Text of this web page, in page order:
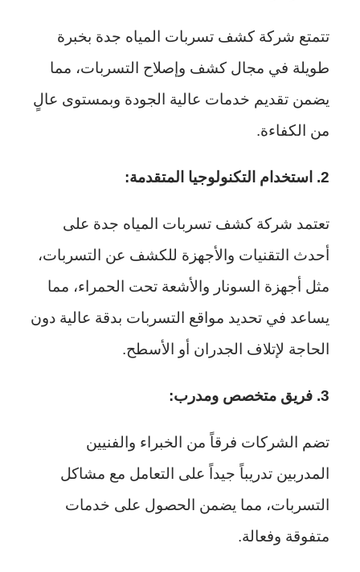
تتمتع شركة كشف تسربات المياه جدة بخبرة
طويلة في مجال كشف وإصلاح التسربات، مما
يضمن تقديم خدمات عالية الجودة وبمستوى عالٍ
من الكفاءة.
2. استخدام التكنولوجيا المتقدمة:
تعتمد شركة كشف تسربات المياه جدة على
أحدث التقنيات والأجهزة للكشف عن التسربات،
مثل أجهزة السونار والأشعة تحت الحمراء، مما
يساعد في تحديد مواقع التسربات بدقة عالية دون
الحاجة لإتلاف الجدران أو الأسطح.
3. فريق متخصص ومدرب:
تضم الشركات فرقاً من الخبراء والفنيين
المدربين تدريباً جيداً على التعامل مع مشاكل
التسربات، مما يضمن الحصول على خدمات
متفوقة وفعالة.